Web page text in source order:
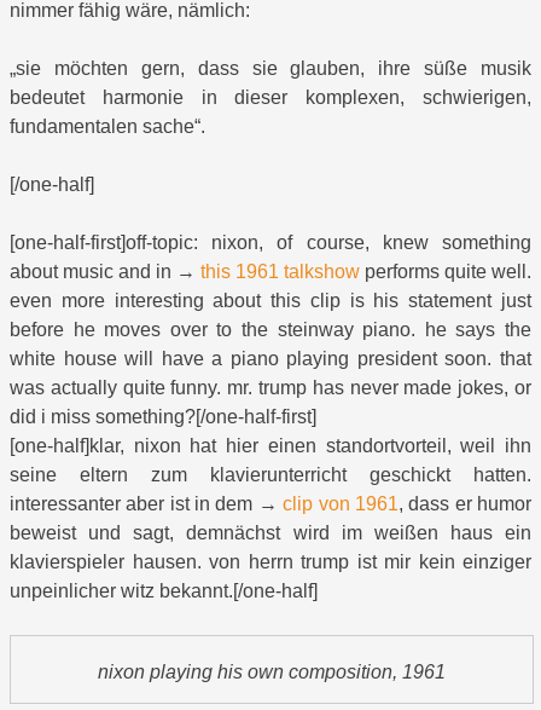
nimmer fähig wäre, nämlich:
„sie möchten gern, dass sie glauben, ihre süße musik
bedeutet harmonie in dieser komplexen, schwierigen,
fundamentalen sache“.
[/one-half]
[one-half-first]off-topic: nixon, of course, knew something
about music and in → this 1961 talkshow performs quite well.
even more interesting about this clip is his statement just
before he moves over to the steinway piano. he says the
white house will have a piano playing president soon. that
was actually quite funny. mr. trump has never made jokes, or
did i miss something?[/one-half-first]
[one-half]klar, nixon hat hier einen standortvorteil, weil ihn
seine eltern zum klavierunterricht geschickt hatten.
interessanter aber ist in dem →clip von 1961, dass er humor
beweist und sagt, demnächst wird im weißen haus ein
klavierspieler hausen. von herrn trump ist mir kein einziger
unpeinlicher witz bekannt.[/one-half]
nixon playing his own composition, 1961